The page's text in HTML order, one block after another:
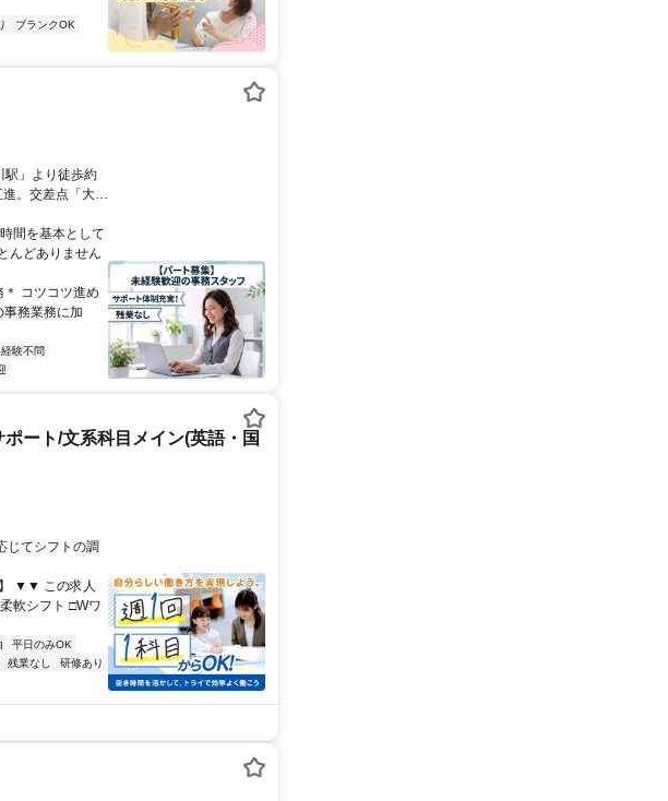
ブランクOK
駅」より徒歩約
。交差点「大島
ソンとは反対
間を基本として
んどありません
コツコツ進め
務業務に加
経験不問
ート/文系科目メイン(英語・国
じてシフトの調
▼▼ この求人
軟シフト □Wワ
平日のみOK
残業なし
研修あり